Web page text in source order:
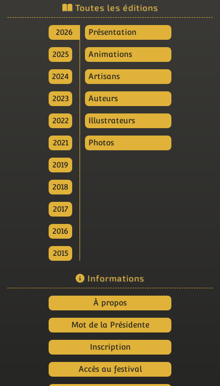
Toutes les éditions
2026
2025
2024
2023
2022
2021
2019
2018
2017
2016
2015
Présentation
Animations
Artisans
Auteurs
Illustrateurs
Photos
Informations
À propos
Mot de la Présidente
Inscription
Accès au festival